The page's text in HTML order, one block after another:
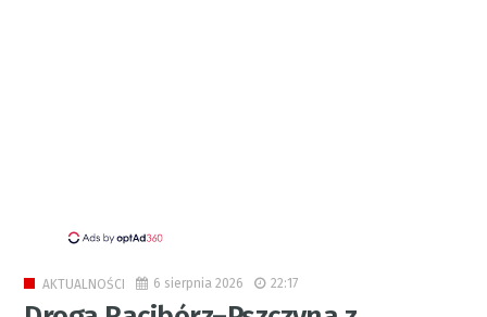
AKTUALNOŚCI 6 sierpnia 2026 22:17